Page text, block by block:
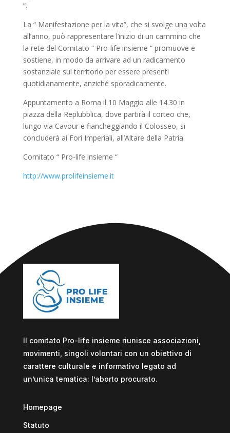
“.
La “ Manifestazione per la vita”, che si svolge una volta
all’anno, può rappresentare l’inizio di un cammino che
la rete del Comitato “ Pro-life insieme “ promuove e
sostiene, in modo da arrivare ad un radicamento
sostanziale sul territorio per essere presenti
quotidianamente, anziché sporadicamente.
Appuntamento a Roma il 10 Maggio alle 14.30 in
piazza della Replubblica, dove partirà il corteo che,
lungo via Cavour e fiancheggiando il Colosseo, si
concluderà ai Fori Imperiali, all’Altare della Patria.
Comitato “ Pro-life insieme “
http://www.prolifeinsieme.it
Il comitato Pro-life insieme riunisce associazioni,
movimenti, singoli volontari con un obiettivo di
carattere culturale e informativo legato ad
un’unica tematica: l’aborto procurato.
Homepage
Statuto